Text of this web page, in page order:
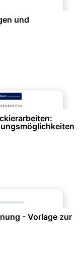
und
- Vorlage zur